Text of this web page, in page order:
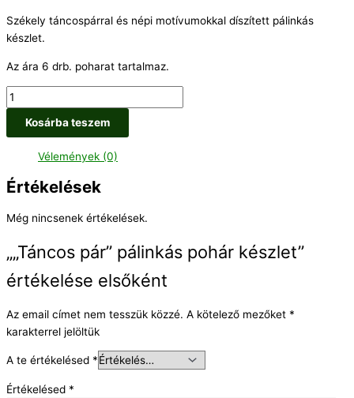
Székely táncospárral és népi motívumokkal díszített pálinkás
készlet.
Az ára 6 drb. poharat tartalmaz.
Kosárba teszem
Vélemények (0)
Értékelések
Még nincsenek értékelések.
„„Táncos pár” pálinkás pohár készlet”
értékelése elsőként
Az email címet nem tesszük közzé. A kötelező mezőket *
karakterrel jelöltük
A te értékelésed *
Értékelésed *